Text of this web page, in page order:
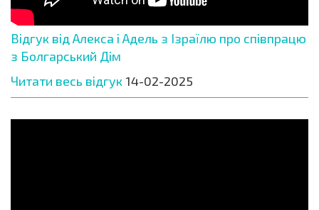
Відгук від Алекса і Адель з Ізраїлю про співпрацю
з Болгарський Дім
Читати весь відгук 14-02-2025